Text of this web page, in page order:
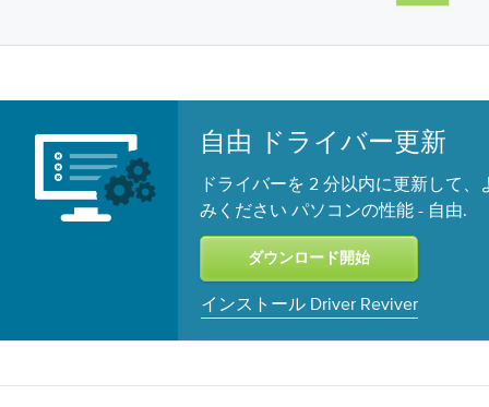
自由 ドライバー更新
ドライバーを 2 分以内に更新して、
みください パソコンの性能 - 自由.
インストール Driver Reviver